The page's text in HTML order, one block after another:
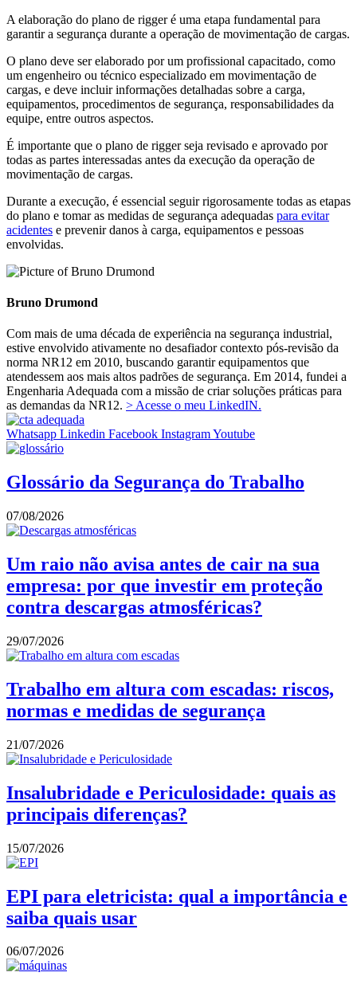
A elaboração do plano de rigger é uma etapa fundamental para
garantir a segurança durante a operação de movimentação de cargas.
O plano deve ser elaborado por um profissional capacitado, como
um engenheiro ou técnico especializado em movimentação de
cargas, e deve incluir informações detalhadas sobre a carga,
equipamentos, procedimentos de segurança, responsabilidades da
equipe, entre outros aspectos.
É importante que o plano de rigger seja revisado e aprovado por
todas as partes interessadas antes da execução da operação de
movimentação de cargas.
Durante a execução, é essencial seguir rigorosamente todas as etapas
do plano e tomar as medidas de segurança adequadas para evitar
acidentes e prevenir danos à carga, equipamentos e pessoas
envolvidas.
Bruno Drumond
Com mais de uma década de experiência na segurança industrial,
estive envolvido ativamente no desafiador contexto pós-revisão da
norma NR12 em 2010, buscando garantir equipamentos que
atendessem aos mais altos padrões de segurança. Em 2014, fundei a
Engenharia Adequada com a missão de criar soluções práticas para
as demandas da NR12. > Acesse o meu LinkedIN.
Whatsapp Linkedin Facebook InstagramYoutube
Glossário da Segurança do Trabalho
07/08/2026
Um raio não avisa antes de cair na sua
empresa: por que investir em proteção
contra descargas atmosféricas?
29/07/2026
Trabalho em altura com escadas: riscos,
normas e medidas de segurança
21/07/2026
Insalubridade e Periculosidade: quais as
principais diferenças?
15/07/2026
EPI para eletricista: qual a importância e
saiba quais usar
06/07/2026